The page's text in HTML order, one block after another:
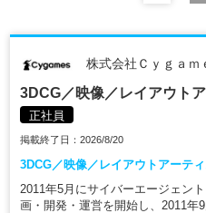
株式会社Ｃｙｇａｍ
3DCG／映像／レイアウト
正社員
掲載終了日：2026/8/20
3DCG／映像／レイアウトアーテ
2011年5月にサイバーエージェン
画・開発・運営を開始し、2011年